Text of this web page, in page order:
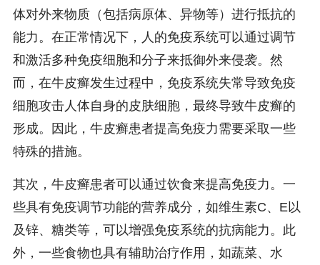
体对外来物质（包括病原体、异物等）进行抵抗的
能力。在正常情况下，人的免疫系统可以通过调节
和激活多种免疫细胞和分子来抵御外来侵袭。然
而，在牛皮癣发生过程中，免疫系统失常导致免疫
细胞攻击人体自身的皮肤细胞，最终导致牛皮癣的
形成。因此，牛皮癣患者提高免疫力需要采取一些
特殊的措施。
其次，牛皮癣患者可以通过饮食来提高免疫力。一
些具有免疫调节功能的营养成分，如维生素C、E以
及锌、糖类等，可以增强免疫系统的抗病能力。此
外，一些食物也具有辅助治疗作用，如蔬菜、水